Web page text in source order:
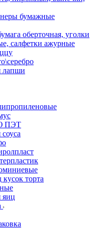
бумажные
оберточная, уголки
салфетки ажурные
лапши
ПЭТ
торта
яиц